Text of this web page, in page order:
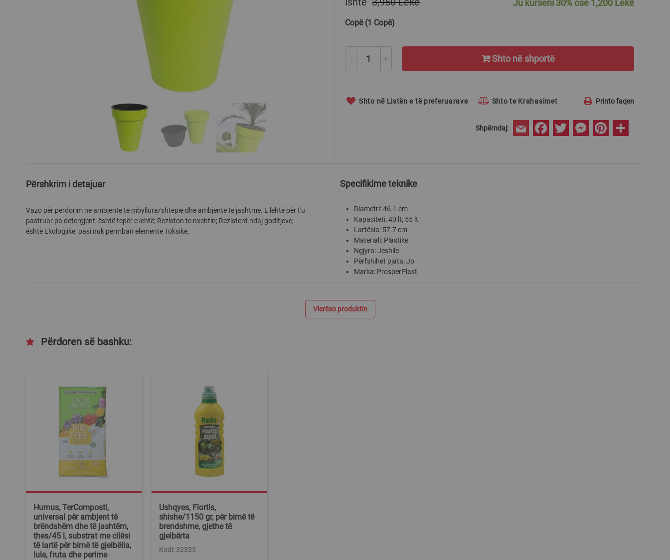
the
beginning
the
images
gallery
Ju kurseni 30% ose 1,200 Lekë
Copë (1 Copë)
- + Shto në shportë
Shto në Listën e të preferuarave Shto te Krahasimet Printo faqen
Shpërndaj: Email FacebookTwitter MessengerPinterest
Përshkrim i detajuar
Vazo për perdorim ne ambjente te mbyllura/shtepie dhe ambjente te jashtme. E lehtë për t'u
pastruar pa detergjent; është tepër e lehtë; Reziston te nxehtin; Rezistent ndaj goditjeve;
është Ekologjike: pasi nuk permban elemente Toksike.
Specifikime teknike
Diametri: 46.1 cm
Kapaciteti: 40 lt; 55 lt
Lartësia: 57.7 cm
Materiali: Plastike
Ngjyra: Jeshile
Përfshihet pjata: Jo
Marka: ProsperPlast
Vlerëso produktin
Përdoren së bashku:
Humus, TerComposti,
universal për ambjent të
brëndshëm dhe të jashtëm,
thes/45 l, substrat me cilësi
të lartë për bimë të gjelbëlla,
lule, fruta dhe perime
Ushqyes, Flortis,
shishe/1150 gr, për bimë të
brendshme, gjethe të
gjelbërta
Kodi: 32325